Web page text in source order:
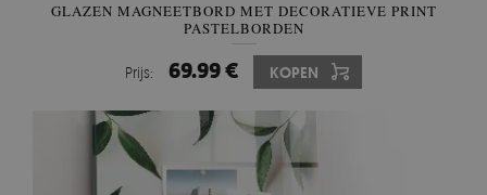
GLAZEN MAGNEETBORD MET DECORATIEVE PRINT
PASTELBORDEN
Prijs: 69.99 € KOPEN